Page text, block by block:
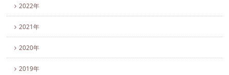
2022年
2021年
2020年
2019年